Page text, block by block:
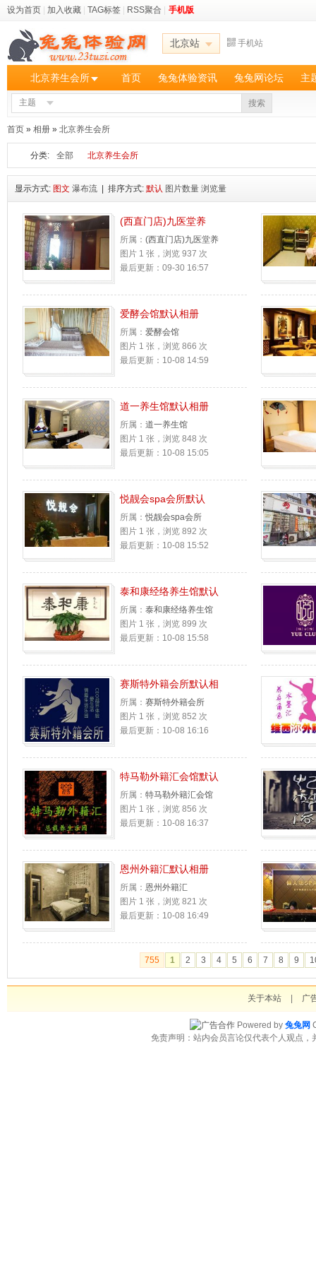
设为首页 加入收藏 TAG标签 RSS聚合 手机版
北京站 手机站
北京养生会所 首页 兔兔体验资讯 兔兔网论坛 主
主题 搜索
首页 » 相册 » 北京养生会所
分类: 全部 北京养生会所
显示方式: 图文 瀑布流 | 排序方式: 默认 图片数量 浏览量
(西直门店)九医堂养
所属： (西直门店)九医堂养
图片 1 张，浏览 937 次
最后更新：09-30 16:57
爱酵会馆默认相册
所属： 爱酵会馆
图片 1 张，浏览 866 次
最后更新：10-08 14:59
道一养生馆默认相册
所属： 道一养生馆
图片 1 张，浏览 848 次
最后更新：10-08 15:05
悦靓会spa会所默认
所属：悦靓会spa会所
图片 1 张，浏览 892 次
最后更新：10-08 15:52
泰和康经络养生馆默认
所属： 泰和康经络养生馆
图片 1 张，浏览 899 次
最后更新：10-08 15:58
赛斯特外籍会所默认相
所属： 赛斯特外籍会所
图片 1 张，浏览 852 次
最后更新：10-08 16:16
特马勒外籍汇会馆默认
所属： 特马勒外籍汇会馆
图片 1 张，浏览 856 次
最后更新：10-08 16:37
恩州外籍汇默认相册
所属： 恩州外籍汇
图片 1 张，浏览 821 次
最后更新：10-08 16:49
755 1 2 3 4 5 6 7 8 9
关于本站 广
Powered by 兔兔网
免责声明：站内会员言论仅代表个人观点